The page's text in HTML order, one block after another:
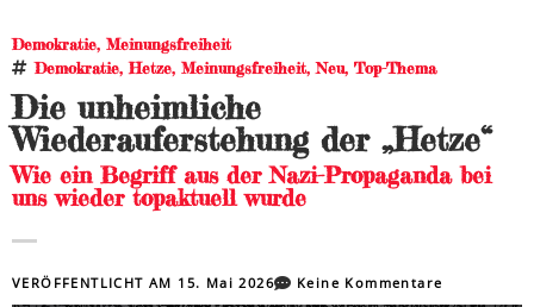
Demokratie, Meinungsfreiheit
Demokratie,Hetze, Meinungsfreiheit,Neu, Top-Thema
Die unheimliche
Wiederauferstehung der „Hetze“
Wie ein Begriff aus der Nazi-Propaganda bei
uns wieder topaktuell wurde
VERÖFFENTLICHT AM 15. Mai 2026 Keine Kommentare